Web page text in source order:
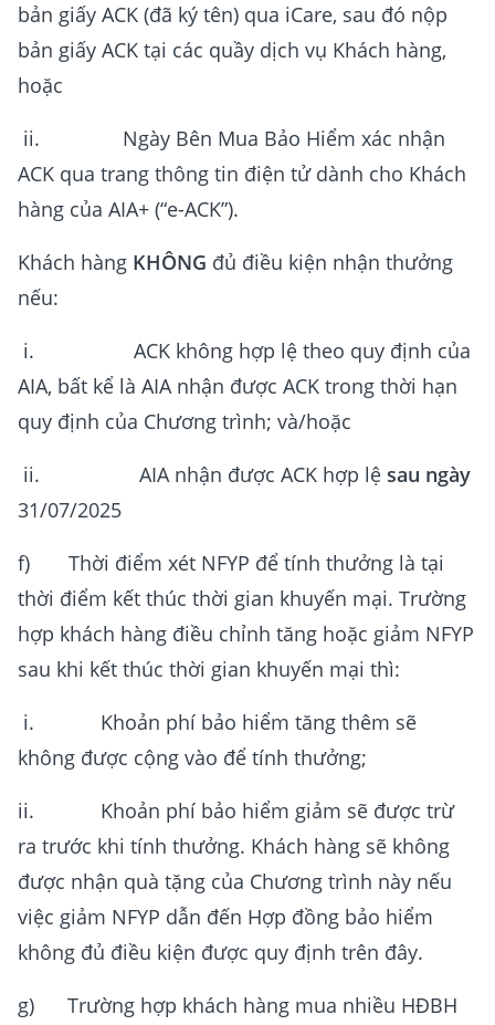
bản giấy ACK (đã ký tên) qua iCare, sau đó nộp
bản giấy ACK tại các quầy dịch vụ Khách hàng,
hoặc
ii. Ngày Bên Mua Bảo Hiểm xác nhận
ACK qua trang thông tin điện tử dành cho Khách
hàng của AIA+ (“e-ACK”).
Khách hàng KHÔNG đủ điều kiện nhận thưởng
nếu:
i. ACK không hợp lệ theo quy định của
AIA, bất kể là AIA nhận được ACK trong thời hạn
quy định của Chương trình; và/hoặc
ii. AIA nhận được ACK hợp lệ sau ngày
31/07/2025
f) Thời điểm xét NFYP để tính thưởng là tại
thời điểm kết thúc thời gian khuyến mại. Trường
hợp khách hàng điều chỉnh tăng hoặc giảm NFYP
sau khi kết thúc thời gian khuyến mại thì:
i. Khoản phí bảo hiểm tăng thêm sẽ
không được cộng vào để tính thưởng;
ii. Khoản phí bảo hiểm giảm sẽ được trừ
ra trước khi tính thưởng. Khách hàng sẽ không
được nhận quà tặng của Chương trình này nếu
việc giảm NFYP dẫn đến Hợp đồng bảo hiểm
không đủ điều kiện được quy định trên đây.
g) Trường hợp khách hàng mua nhiều HĐBH